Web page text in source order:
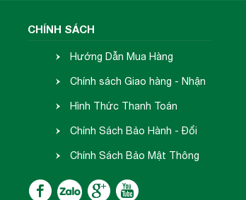
CHÍNH SÁCH
Hướng Dẫn Mua Hàng
Chính sách Giao hàng - Nhận
hàng
Hình Thức Thanh Toán
Chính Sách Bảo Hành - Đổi
Trả
Chính Sách Bảo Mật Thông
Tin